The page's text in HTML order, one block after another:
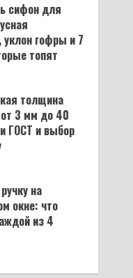
сифон для
уклон гофры и 7
топят
толщина
3 мм до 40
ГОСТ и выбор
на
окне: что
из 4